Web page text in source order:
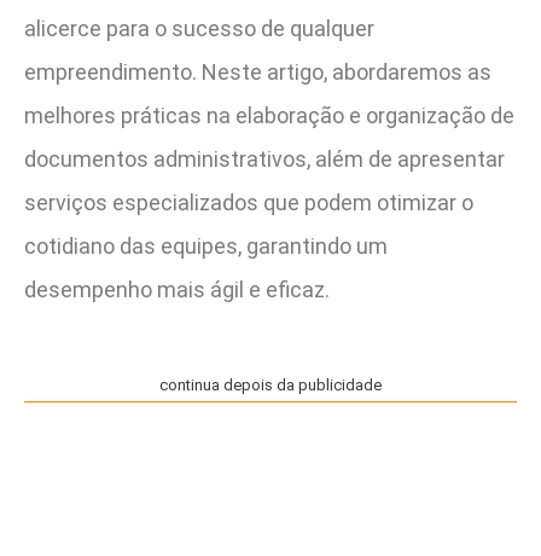
alicerce para o sucesso de qualquer
empreendimento. Neste artigo, abordaremos as
melhores práticas na elaboração e organização de
documentos administrativos, além de apresentar
serviços especializados que podem otimizar o
cotidiano das equipes, garantindo um
desempenho mais ágil e eficaz.
continua depois da publicidade